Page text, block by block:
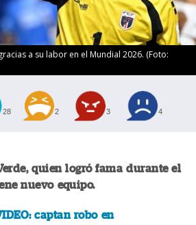
a su labor en el Mundial 2026. (Foto:
28 2 3 4
quien logró fama durante el
nuevo equipo.
captan robo en